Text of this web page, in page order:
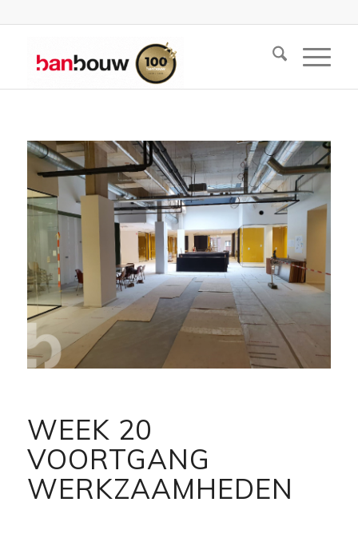
WEEK 20
VOORTGANG
WERKZAAMHEDEN